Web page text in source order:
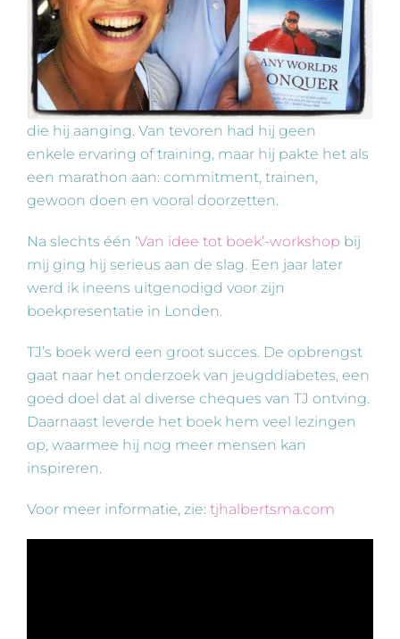
die hij aanging. Van tevoren had hij geen
enkele ervaring of training, maar hij pakte het als
een marathon aan: commitment, trainen,
gewoon doen en vooral doorzetten.
Na slechts één ‘Van idee tot boek’-workshop bij
mij ging hij serieus aan de slag. Een jaar later
werd ik ineens uitgenodigd voor zijn
boekpresentatie in Londen.
TJ’s boek werd een groot succes. De opbrengst
gaat naar het onderzoek van jeugddiabetes, een
goed doel dat al diverse cheques van TJ ontving.
Daarnaast leverde het boek hem veel lezingen
op, waarmee hij nog meer mensen kan
inspireren.
Voor meer informatie, zie: tjhalbertsma.com